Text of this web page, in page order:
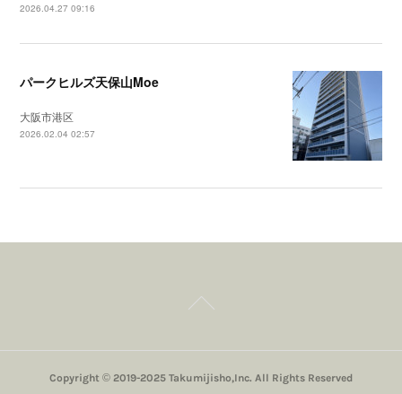
2026.04.27 09:16
パークヒルズ天保山Moe
大阪市港区
2026.02.04 02:57
Copyright © 2019-2025 Takumijisho,Inc. All Rights Reserved